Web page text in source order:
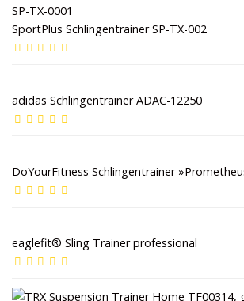
SportPlus Schlingentrainer SP-TX-002
adidas Schlingentrainer ADAC-12250
DoYourFitness Schlingentrainer
eaglefit® Sling Trainer professional